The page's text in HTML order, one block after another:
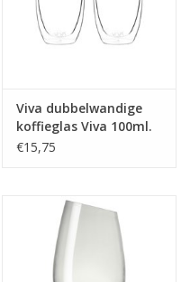
Viva dubbelwandige
koffieglas Viva 100ml.
2 stuks
€15,75